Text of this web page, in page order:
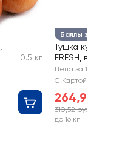
0.5 кг
Баллы за отзыв
Тушка куриная ЛЕНТА
FRESH, весовая
Цена за 1 кг
С Картой №1
264,99 руб
310,52 руб
до 16 кг